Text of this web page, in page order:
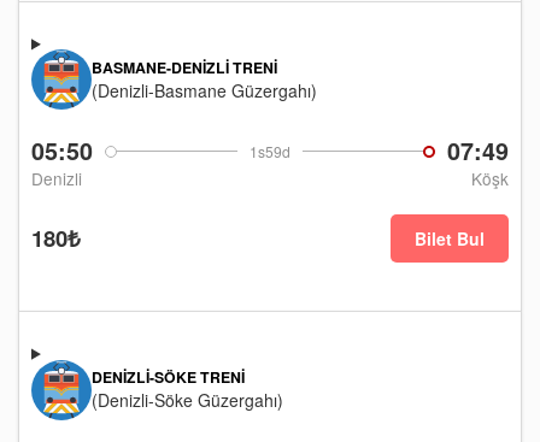
05:50 1s59d 07:49
Denizli Köşk
BASMANE-DENIZLI TRENI
(Denizli-Basmane Güzergahı)
180₺ Bilet Bul
DENIZLI-SÖKE TRENI
(Denizli-Söke Güzergahı)